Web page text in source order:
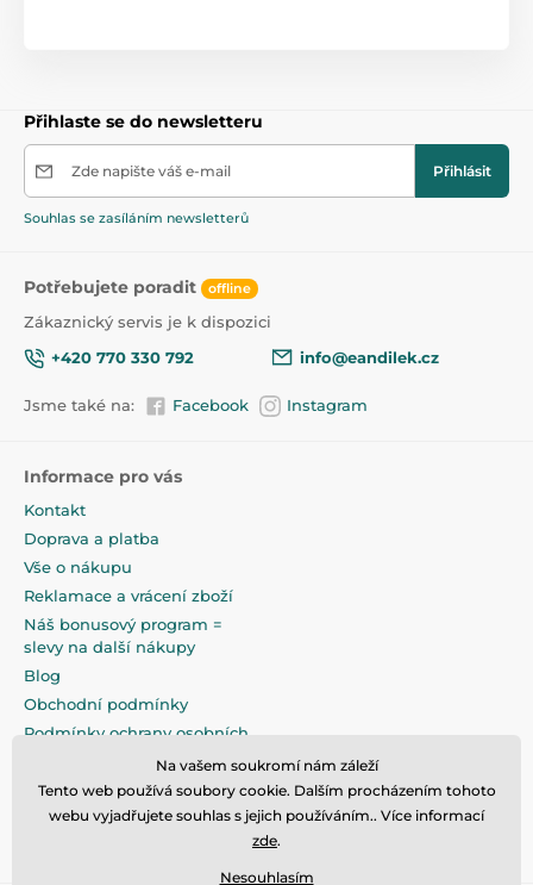
Přihlaste se do newsletteru
Zde napište váš e-mail Přihlásit
Souhlas se zasíláním newsletterů
Potřebujete poradit offline
Zákaznický servis je k dispozici
+420 770 330 792
info@eandilek.cz
Jsme také na: Facebook Instagram
Informace pro vás
Kontakt
Doprava a platba
Vše o nákupu
Reklamace a vrácení zboží
Náš bonusový program =
slevy na další nákupy
Blog
Obchodní podmínky
Podmínky ochrany osobních
Na pečlivé zabalení klademe
maximální důraz
Na vašem soukromí nám záleží
Tento web používá soubory cookie. Dalším procházením tohoto
webu vyjadřujete souhlas s jejich používáním.. Více informací
zde.
Nesouhlasím